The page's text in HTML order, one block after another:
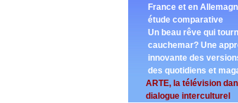
France et en
étude comparative
Un beau rêve qui
cauchemar? Une
innovante des
des quotidiens et
ARTE, la télévision
dialogue interculturel